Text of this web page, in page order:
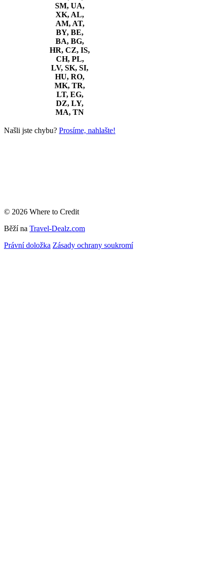
SM, UA,
XK, AL,
AM, AT,
BY, BE,
BA, BG,
HR, CZ, IS,
CH, PL,
LV, SK, SI,
HU, RO,
MK, TR,
LT, EG,
DZ, LY,
MA, TN
Našli jste chybu? Prosíme, nahlašte!
© 2026 Where to Credit
Běží na Travel-Dealz.com
Právní doložka Zásady ochrany soukromí